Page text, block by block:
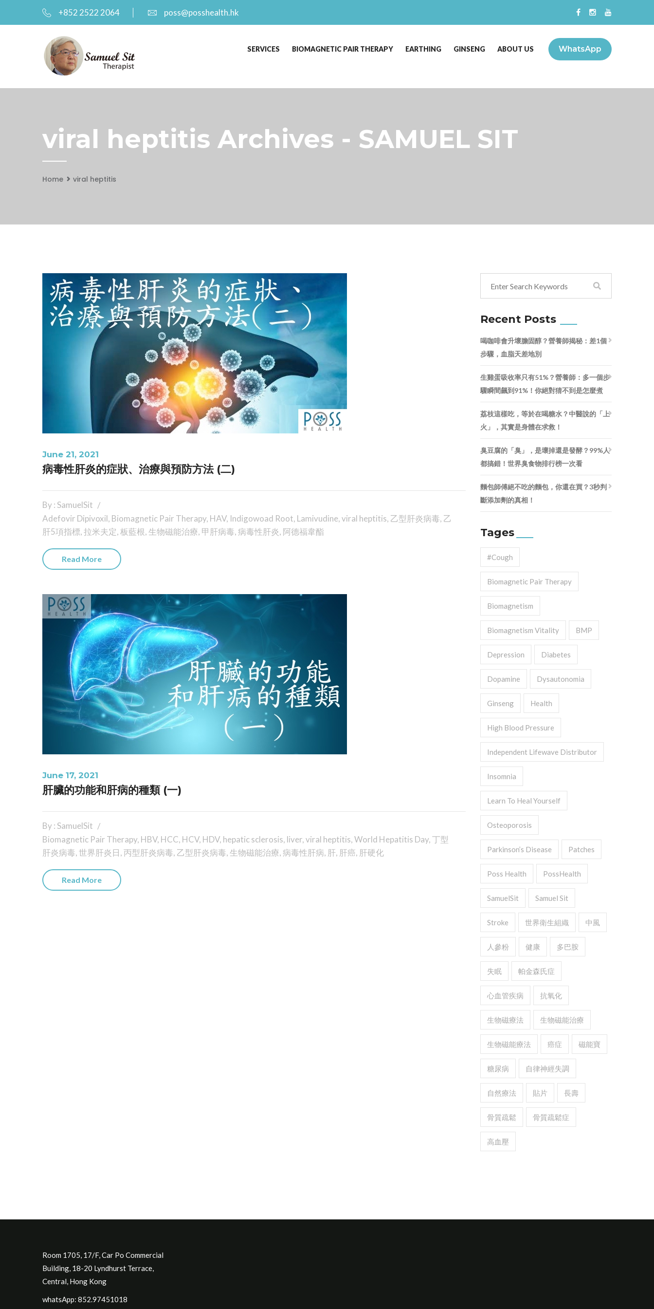
+852 2522 2064 poss@posshealth.hk
WhatsApp
SERVICES BIOMAGNETIC PAIR THERAPY EARTHING GINSENG ABOUT US
viral heptitis Archives - SAMUEL SIT
Home viral heptitis
June 21, 2021
病毒性肝炎的症狀、治療與預防方法 (二)
By : SamuelSit
Adefovir Dipivoxil, Biomagnetic Pair Therapy, HAV, Indigowoad Root, Lamivudine,viral heptitis, 乙型肝炎病毒, 乙
肝5項指標,拉米夫定,板藍根, 生物磁能治療, 甲肝病毒,病毒性肝炎, 阿德福韋酯
Read More
June 17, 2021
肝臟的功能和肝病的種類 (一)
By : SamuelSit
Biomagnetic Pair Therapy, HBV, HCC, HCV, HDV, hepatic sclerosis, liver,viral heptitis,World Hepatitis Day,丁型
肝炎病毒,世界肝炎日,丙型肝炎病毒, 乙型肝炎病毒, 生物磁能治療,病毒性肝病, 肝, 肝癌, 肝硬化
Read More
Recent Posts
喝咖啡會升壞膽固醇？營養師揭秘：差1個
步驟，血脂天差地別
生雞蛋吸收率只有51%？營養師：多一個步
驟瞬間飆到91%！你絕對猜不到是怎麼煮
荔枝這樣吃，等於在喝糖水？中醫說的「上
火」，其實是身體在求救！
臭豆腐的「臭」，是壞掉還是發酵？99%人
都搞錯！世界臭食物排行榜一次看
麵包師傅絕不吃的麵包，你還在買？3秒判
斷添加劑的真相！
Tages
#cough
Biomagnetic Pair Therapy
Biomagnetism
Biomagnetism Vitality BMP
Depression Diabetes
Dopamine Dysautonomia
Ginseng Health
High Blood Pressure
Independent Lifewave Distributor
Insomnia
Learn To Heal Yourself
Osteoporosis
Parkinson’s Disease Patches
Poss Health PossHealth
SamuelSit Samuel Sit
Stroke 世界衛生組織 中風
人參粉 健康 多巴胺
失眠 帕金森氏症
心血管疾病 抗氧化
生物磁療法 生物磁能治療
生物磁能療法 癌症 磁能寶
糖尿病 自律神經失調
自然療法 貼片 長壽
骨質疏鬆 骨質疏鬆症
高血壓
Room 1705, 17/F, Car Po Commercial
Building, 18-20 Lyndhurst Terrace,
Central, Hong Kong
whatsApp: 852.97451018